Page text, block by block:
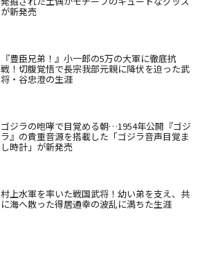
が新発売
『豊臣兄弟！』小一郎の5万の大軍に徹底抗
戦！切腹覚悟で長宗我部元親に降伏を迫った武
将・谷忠澄の生涯
ゴジラの咆哮で目覚める朝…1954年公開『ゴジ
ラ』の貴重音源を搭載した「ゴジラ音声目覚ま
し時計」が新発売
村上水軍を率いた戦国武将！幼い弟を支え、共
に海へ散った得居通幸の波乱に満ちた生涯